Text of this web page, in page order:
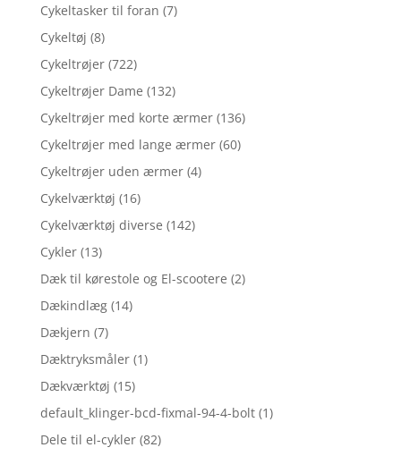
Cykeltasker til foran (7)
Cykeltøj (8)
Cykeltrøjer (722)
Cykeltrøjer Dame (132)
Cykeltrøjer med korte ærmer (136)
Cykeltrøjer med lange ærmer (60)
Cykeltrøjer uden ærmer (4)
Cykelværktøj (16)
Cykelværktøj diverse (142)
Cykler (13)
Dæk til kørestole og El-scootere (2)
Dækindlæg (14)
Dækjern (7)
Dæktryksmåler (1)
Dækværktøj (15)
default_klinger-bcd-fixmal-94-4-bolt (1)
Dele til el-cykler (82)